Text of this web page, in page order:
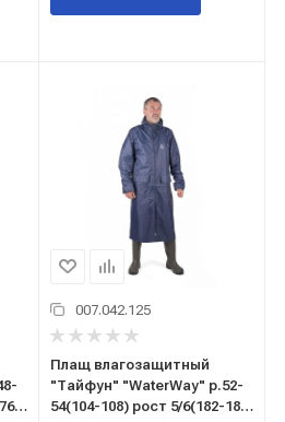
007.042.125
Плащ влагозащитный
"Тайфун" "WaterWay" р.52-
54(104-108) рост 5/6(182-188)